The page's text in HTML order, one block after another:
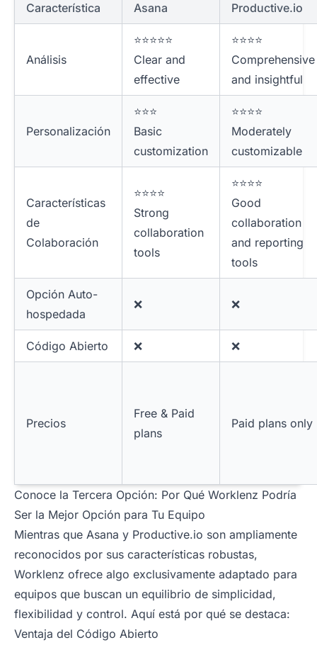
Característica Asana Productive.io
Análisis
⭐⭐⭐⭐⭐
Clear and
effective
⭐⭐⭐⭐
Comprehensive
and insightful
Personalización
⭐⭐⭐
Basic
customization
⭐⭐⭐⭐
Moderately
customizable
Características
de
Colaboración
⭐⭐⭐⭐
Strong
collaboration
tools
⭐⭐⭐⭐
Good
collaboration
and reporting
tools
Opción Auto-
hospedada
❌ ❌
Código Abierto ❌ ❌
Precios
Free & Paid
plans
Paid plans only
Conoce la Tercera Opción: Por Qué Worklenz Podría
Ser la Mejor Opción para Tu Equipo
Mientras que Asana y Productive.io son ampliamente
reconocidos por sus características robustas,
Worklenz ofrece algo exclusivamente adaptado para
equipos que buscan un equilibrio de simplicidad,
flexibilidad y control. Aquí está por qué se destaca:
Ventaja del Código Abierto